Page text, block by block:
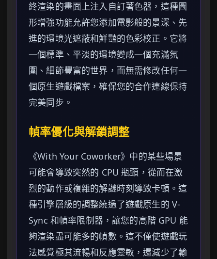
終渲染的畫面上注入自訂著色器，這種圖
形增強功能允許您添加電影般的景深、先
進的環境光遮蔽和鮮豔的色彩校正。它將
一個標準、平淡的環境變成一個充滿氛
圍、細節豐富的世界，而無需修改任何一
個原生遊戲檔案，確保您的合作連線保持
完美同步。
幀率優化與解鎖調整
《With Your Coworker》中的某些場景
可能會導致突然的 CPU 瓶頸，從而在激
烈的動作或複雜的解謎時刻導致卡頓。這
種引擎層級的調整繞過了遊戲原生的 V-
Sync 和幀率限制器，讓您的高階 GPU 能
夠渲染盡可能多的幀數。這不僅使遊戲玩
法感覺極其流暢和反應靈敏，還減少了輸